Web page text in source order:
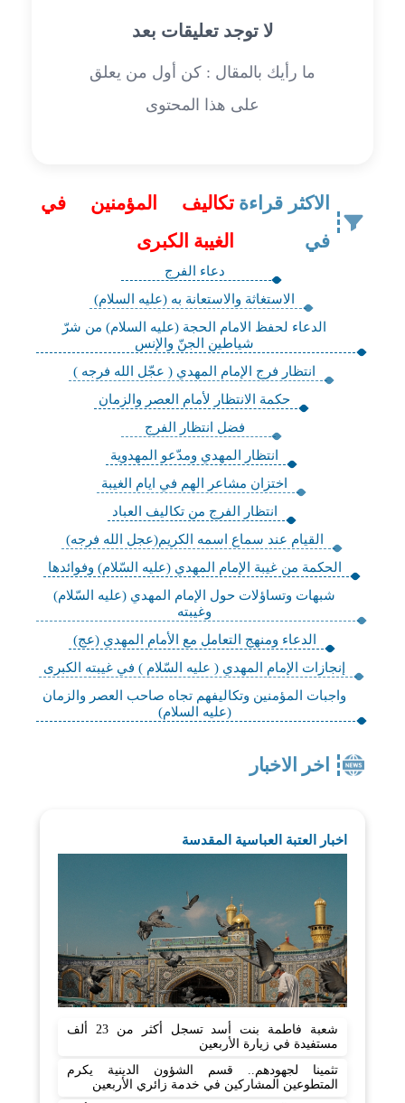
لا توجد تعليقات بعد
ما رأيك بالمقال : كن أول من يعلق
على هذا المحتوى
الاكثر قراءة
في
تكاليف المؤمنين في
الغيبة الكبرى
دعاء الفرج
الاستغاثة والاستعانة به (عليه السلام)
الدعاء لحفظ الامام الحجة (عليه السلام) من شرّ
شياطين الجنّ والإنس
انتظار فرج الإمام المهدي ( عجّل الله فرجه )
حكمة الانتظار لأمام العصر والزمان
فضل انتظار الفرج
انتظار المهدي ومدّعو المهدوية
اختزان مشاعر الهم في ايام الغيبة
انتظار الفرج من تكاليف العباد
القيام عند سماع اسمه الكريم(عجل الله فرجه)
الحكمة من غيبة الإمام المهدي (عليه السّلام) وفوائدها
شبهات وتساؤلات حول الإمام المهدي (عليه السّلام)
وغيبته
الدعاء ومنهج التعامل مع الأمام المهدي (عج)
إنجازات الإمام المهدي ( عليه السّلام ) في غيبته الكبرى
واجبات المؤمنين وتكاليفهم تجاه صاحب العصر والزمان
(عليه السلام)
اخر الاخبار
اخبار العتبة العباسية المقدسة
شعبة فاطمة بنت أسد تسجل أكثر من 23 ألف
مستفيدة في زيارة الأربعين
تثمينا لجهودهم.. قسم الشؤون الدينية يكرم
المتطوعين المشاركين في خدمة زائري الأربعين